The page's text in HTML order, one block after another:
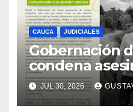
CAUCA JUDICIALES
Gobernación
condena
ciudadanos y exige medidas
urgentes al
JUL 30, 2026